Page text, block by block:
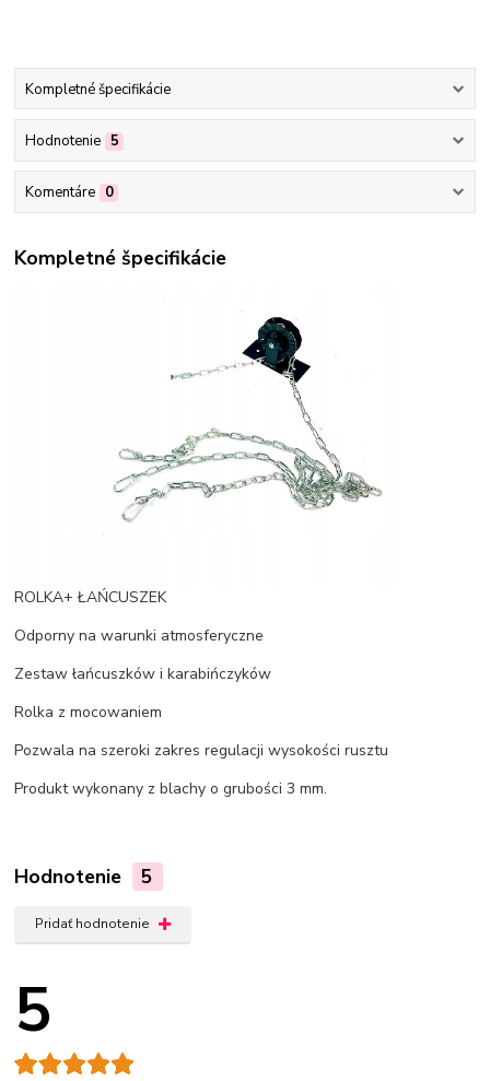
Kompletné špecifikácie
Hodnotenie 5
Komentáre 0
Kompletné špecifikácie
ROLKA+ ŁAŃCUSZEK
Odporny na warunki atmosferyczne
Zestaw łańcuszków i karabińczyków
Rolka z mocowaniem
Pozwala na szeroki zakres regulacji wysokości rusztu
Produkt wykonany z blachy o grubości 3 mm.
Hodnotenie 5
Pridať hodnotenie
5